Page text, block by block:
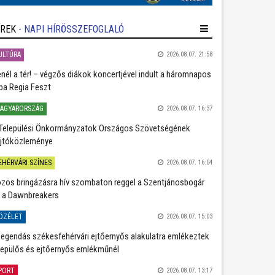
- NAPI HÍRÖSSZEFOGLALÓ
2026.08.07. 21:58
a tér! – végzős diákok koncertjével indult a háromnapos
Regia Feszt
2026.08.07. 16:37
Önkormányzatok Országos Szövetségének
SZÍNES 2026.08.07. 16:04
bringázásra hív szombaton reggel a Szentjánosbogár
Dawnbreakers
2026.08.07. 15:03
székesfehérvári ejtőernyős alakulatra emlékeztek
és ejtőernyős emlékműnél
2026.08.07. 13:17